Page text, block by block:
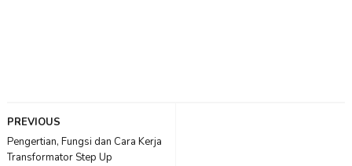
PREVIOUS
Pengertian, Fungsi dan Cara Kerja
Transformator Step Up